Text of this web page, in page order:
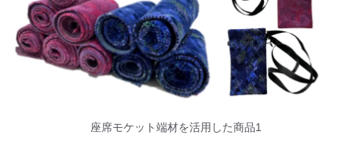
座席モケット端材を活用した商品1